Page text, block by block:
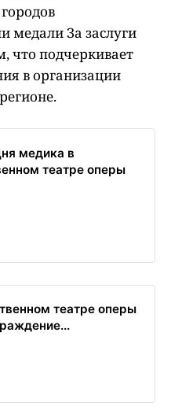
медали За заслуги
что подчеркивает
в организации
медика в
театре оперы
театре оперы